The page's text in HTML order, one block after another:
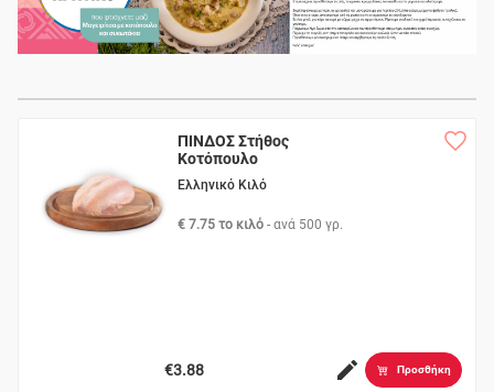
ΠΙΝΔΟΣ Στήθος
Κοτόπουλο
Ελληνικό Κιλό
€ 7.75 το κιλό - ανά 500 γρ.
€3.88 Προσθήκη